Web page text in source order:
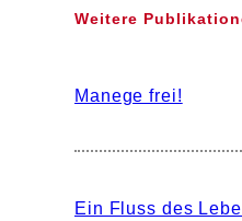
Weitere
Manege frei!
Ein Fluss des